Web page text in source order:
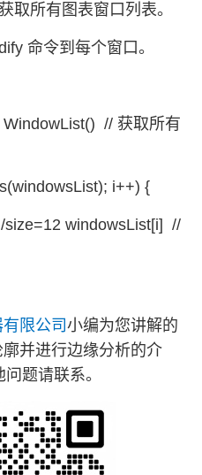
取所有图表窗口列表。
命令到每个窗口。
// 获取所有
i++) {
windowsList[i] //
限公司 小编为您讲解的
并进行边缘分析的介
题请联系。